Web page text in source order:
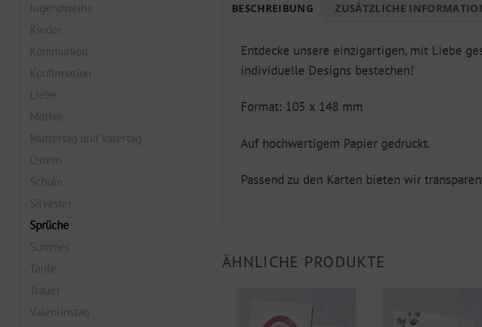
Jugendweihe
Kinder
Kommunion
Konfirmation
Liebe
Motive
Muttertag und Vatertag
Ostern
Schule
Silvester
Sprüche
Summer
Taufe
Trauer
Valentinstag
BESCHREIBUNG ZUSÄTZLICHE
Entdecke unsere einzigartigen, mit Liebe
individuelle Designs bestechen!
Format: 105 x 148 mm
Auf hochwertigem Papier gedruckt.
Passend zu den Karten bieten wir
ÄHNLICHE PRODUKTE